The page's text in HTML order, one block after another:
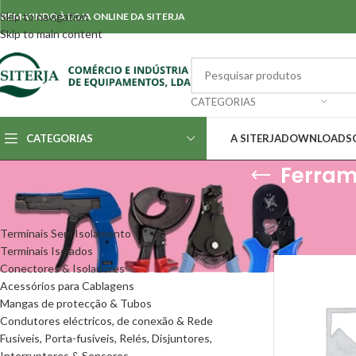
Skip to navigation
Skip to main content
BEM-VINDO À LOJA ONLINE DA SITERJA
CATEGORIAS
CATEGORIAS A SITERJADOWNLOADS
CATEGORIAS
Terminais Sem Isolamento
Terminais Isolados
Conectores & Isoladores
Acessórios para Cablagens
Mangas de protecção & Tubos
Condutores eléctricos, de conexão & Rede
Fusíveis, Porta-fusíveis, Relés, Disjuntores,
Início
Mostrar